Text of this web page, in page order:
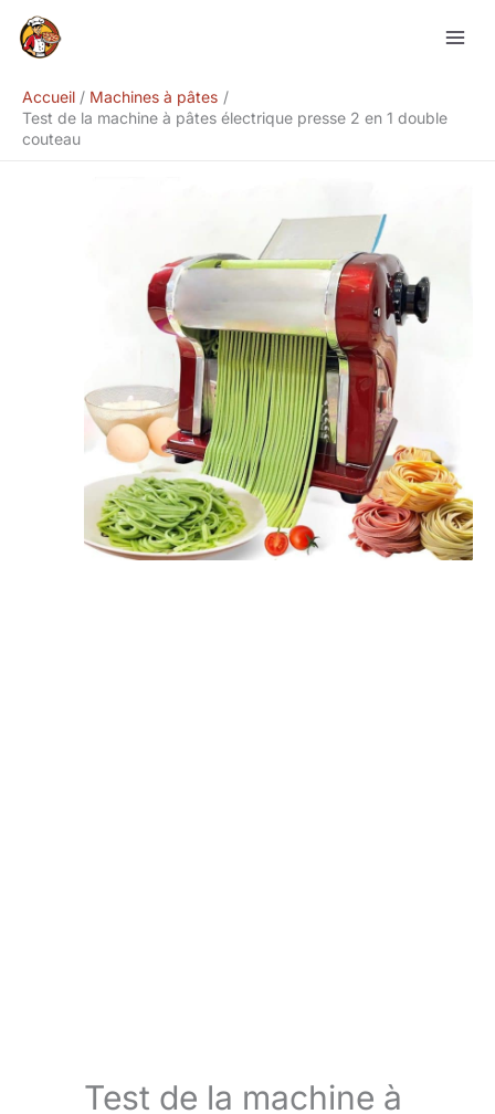
Accueil
Machines à pâtes
Test de la machine à pâtes électrique presse 2 en 1 double
couteau
Test de la machine à
Rechercher